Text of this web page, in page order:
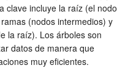
clave incluye la raíz (el nodo
(nodos intermedios) y
la raíz). Los árboles son
datos de manera que
muy eficientes.